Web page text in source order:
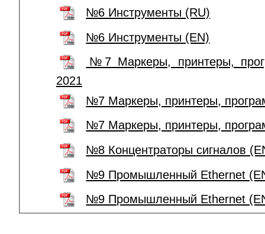
№6 Инструменты (RU)
№6 Инструменты (EN)
№7 Маркеры, принтеры,
2021
№7 Маркеры, принтеры,
№7 Маркеры, принтеры,
№8 Концентраторы сигналов
№9 Промышленный Ethernet
№9 Промышленный Ethernet